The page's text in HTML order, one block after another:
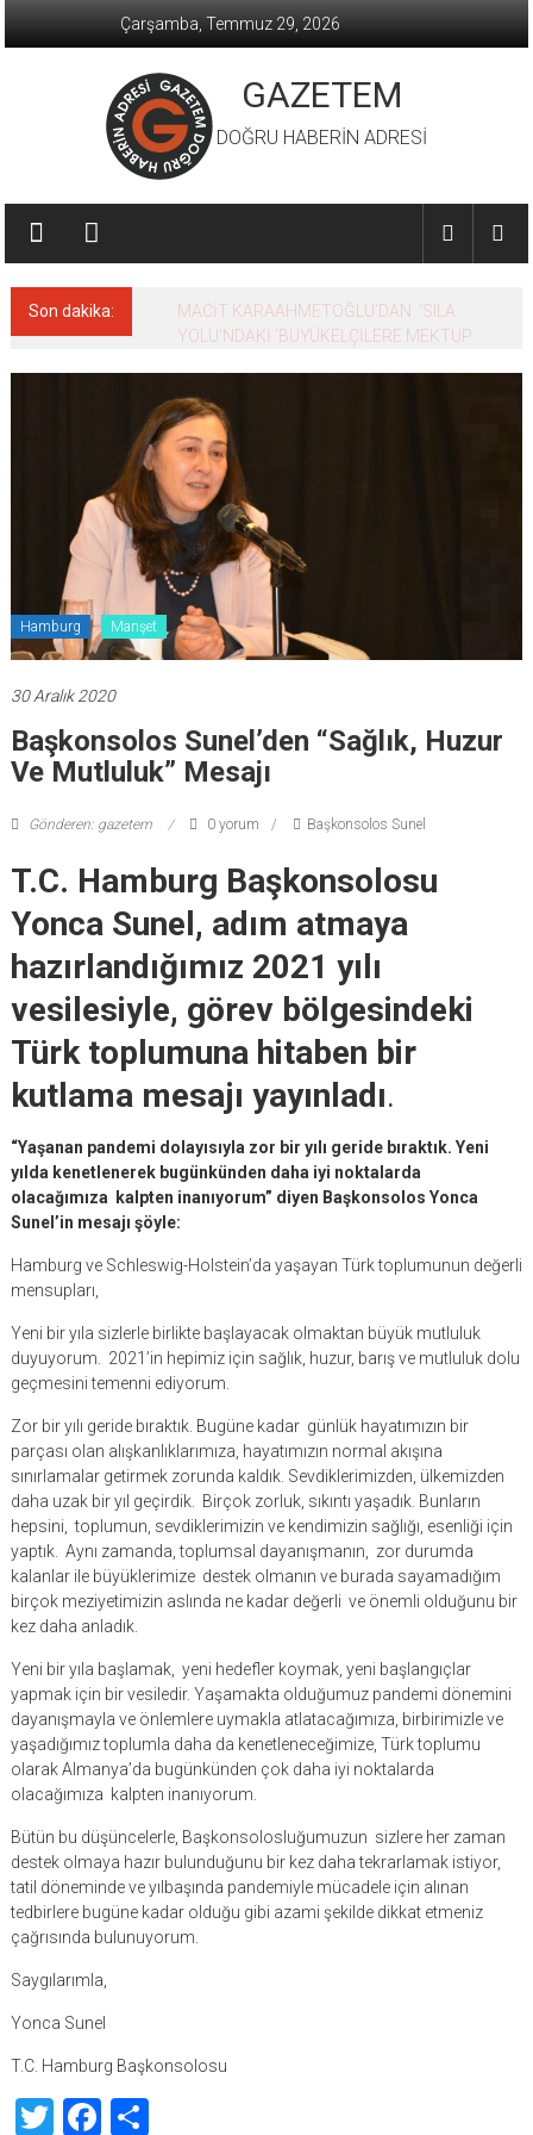
Çarşamba, Temmuz 29, 2026
GAZETEM
DOĞRU HABERİN ADRESİ
Son dakika:
MACİT KARAAHMETOĞLU’DAN ‘SILA
YOLU’NDAKİ ’BÜYÜKELÇİLERE MEKTUP
Hamburg Manşet
30 Aralık 2020
Başkonsolos Sunel’den “sağlık, Huzur
Ve Mutluluk” Mesajı
Gönderen: gazetem 0 yorum Başkonsolos Sunel
T.C. Hamburg Başkonsolosu
Yonca Sunel, adım atmaya
hazırlandığımız 2021 yılı
vesilesiyle, görev bölgesindeki
Türk toplumuna hitaben bir
kutlama mesajı yayınladı.
“Yaşanan pandemi dolayısıyla zor bir yılı geride bıraktık. Yeni
yılda kenetlenerek bugünkünden daha iyi noktalarda
olacağımıza kalpten inanıyorum” diyen Başkonsolos Yonca
Sunel’in mesajı şöyle:
Hamburg ve Schleswig-Holstein’da yaşayan Türk toplumunun değerli
mensupları,
Yeni bir yıla sizlerle birlikte başlayacak olmaktan büyük mutluluk
duyuyorum. 2021’in hepimiz için sağlık, huzur, barış ve mutluluk dolu
geçmesini temenni ediyorum.
Zor bir yılı geride bıraktık. Bugüne kadar günlük hayatımızın bir
parçası olan alışkanlıklarımıza, hayatımızın normal akışına
sınırlamalar getirmek zorunda kaldık. Sevdiklerimizden, ülkemizden
daha uzak bir yıl geçirdik. Birçok zorluk, sıkıntı yaşadık. Bunların
hepsini, toplumun, sevdiklerimizin ve kendimizin sağlığı, esenliği için
yaptık. Aynı zamanda, toplumsal dayanışmanın, zor durumda
kalanlar ile büyüklerimize destek olmanın ve burada sayamadığım
birçok meziyetimizin aslında ne kadar değerli ve önemli olduğunu bir
kez daha anladık.
Yeni bir yıla başlamak, yeni hedefler koymak, yeni başlangıçlar
yapmak için bir vesiledir. Yaşamakta olduğumuz pandemi dönemini
dayanışmayla ve önlemlere uymakla atlatacağımıza, birbirimizle ve
yaşadığımız toplumla daha da kenetleneceğimize, Türk toplumu
olarak Almanya’da bugünkünden çok daha iyi noktalarda
olacağımıza kalpten inanıyorum.
Bütün bu düşüncelerle, Başkonsolosluğumuzun sizlere her zaman
destek olmaya hazır bulunduğunu bir kez daha tekrarlamak istiyor,
tatil döneminde ve yılbaşında pandemiyle mücadele için alınan
tedbirlere bugüne kadar olduğu gibi azami şekilde dikkat etmeniz
çağrısında bulunuyorum.
Saygılarımla,
Yonca Sunel
T.C. Hamburg Başkonsolosu
TwitterFacebook
Share